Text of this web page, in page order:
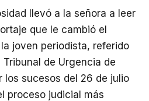
llevó a la señora a leer
que le cambió el
joven periodista, referido
de Urgencia de
los sucesos del 26 de julio
proceso judicial más